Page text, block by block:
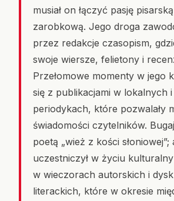
musiał on łączyć pasję
zarobkową. Jego droga
przez redakcje czasopism,
swoje wiersze, felietony i
Przełomowe momenty w jego
się z publikacjami w lokalnych
periodykach, które pozwalały
świadomości czytelników.
poetą „wież z kości słoniowej”;
uczestniczył w życiu
w wieczorach autorskich i
literackich, które w okresie